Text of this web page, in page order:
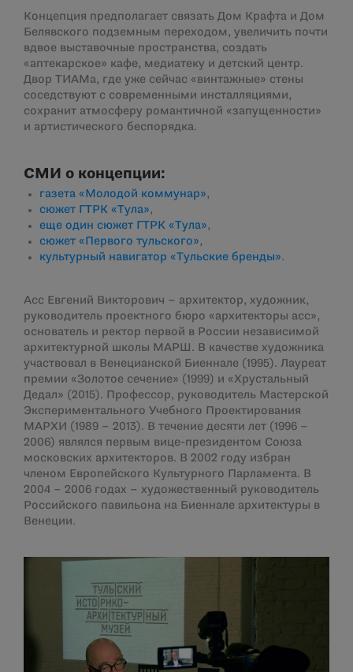
Концепция предполагает связать Дом Крафта и Дом
Белявского подземным переходом, увеличить почти
вдвое выставочные пространства, создать
«аптекарское» кафе, медиатеку и детский центр.
Двор ТИАМа, где уже сейчас «винтажные» стены
соседствуют с современными инсталляциями,
сохранит атмосферу романтичной «запущенности»
и артистического беспорядка.
СМИ о концепции:
газета «Молодой коммунар»,
сюжет ГТРК «Тула»,
еще один сюжет ГТРК «Тула»,
сюжет «Первого тульского»,
культурный навигатор «Тульские бренды».
Асс Евгений Викторович – архитектор, художник,
руководитель проектного бюро «архитекторы асс»,
основатель и ректор первой в России независимой
архитектурной школы МАРШ. В качестве художника
участвовал в Венецианской Биеннале (1995). Лауреат
премии «Золотое сечение» (1999) и «Хрустальный
Дедал» (2015). Профессор, руководитель Мастерской
Экспериментального Учебного Проектирования
МАРХИ (1989 – 2013). В течение десяти лет (1996 –
2006) являлся первым вице-президентом Союза
московских архитекторов. В 2002 году избран
членом Европейского Культурного Парламента. В
2004 – 2006 годах – художественный руководитель
Российского павильона на Биеннале архитектуры в
Венеции.